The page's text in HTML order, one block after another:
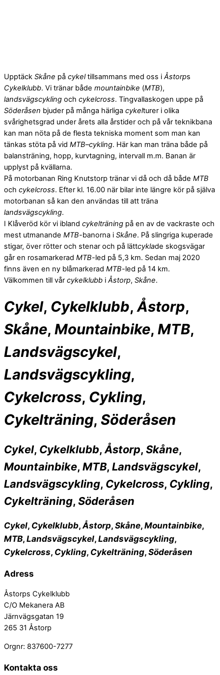
Upptäck Skåne på cykeltillsammans med oss i Åstorps
Cykelklubb. Vi tränar både mountainbike (MTB),
landsvägscykling och cykelcross. Tingvallaskogen uppe på
Söderåsen bjuder på många härliga cykelturer i olika
svårighetsgrad under årets alla årstider och på vår teknikbana
kan man nöta på de flesta tekniska moment som man kan
tänkas stöta på vid MTB–cykling. Här kan man träna både på
balansträning, hopp, kurvtagning, intervall m.m. Banan är
upplyst på kvällarna.
På motorbanan Ring Knutstorp tränar vi då och då både MTB
och cykelcross. Efter kl. 16.00 när bilar inte längre kör på själva
motorbanan så kan den användas till att träna
landsvägscykling.
I Klåveröd kör vi ibland cykelträning på en av de vackraste och
mest utmanande MTB-banorna i Skåne. På slingriga kuperade
stigar, över rötter och stenar och på lättcyklade skogsvägar
går en rosamarkerad MTB-led på 5,3 km. Sedan maj 2020
finns även en ny blåmarkerad MTB-led på 14 km.
Välkommen till vår cykelklubb i Åstorp, Skåne.
Cykel, Cykelklubb,Åstorp,
Skåne, Mountainbike, MTB,
Landsvägscykel,
Landsvägscykling,
Cykelcross, Cykling,
Cykelträning, Söderåsen
Cykel, Cykelklubb, Åstorp, Skåne,
Mountainbike, MTB, Landsvägscykel,
Landsvägscykling, Cykelcross, Cykling,
Cykelträning, Söderåsen
Cykel, Cykelklubb,Åstorp,Skåne,Mountainbike,
MTB,Landsvägscykel,Landsvägscykling,
Cykelcross, Cykling, Cykelträning,Söderåsen
Adress
Åstorps Cykelklubb
C/O Mekanera AB
Järnvägsgatan 19
265 31 Åstorp
Orgnr: 837600-7277
Kontakta oss